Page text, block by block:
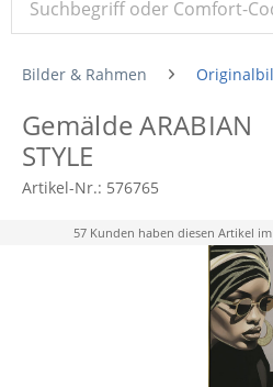
Bilder & Rahmen
Gemälde ARABIAN
STYLE
Artikel-Nr.: 576765
57 Kunden haben diesen Artikel